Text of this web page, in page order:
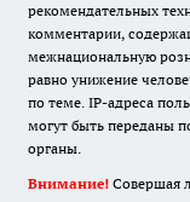
рекомендательных
комментарии,
межнациональную
равно унижение
по теме. IP-адреса
могут быть переданы
органы.
Внимание! Совершая